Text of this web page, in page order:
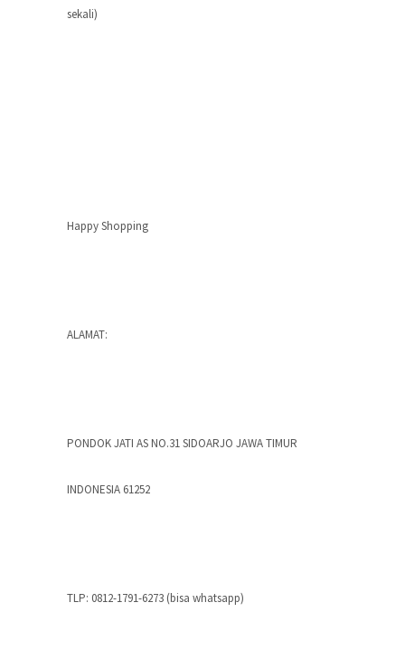
sekali)
Happy Shopping
ALAMAT:
PONDOK JATI AS NO.31 SIDOARJO JAWA TIMUR
INDONESIA 61252
TLP: 0812-1791-6273 (bisa whatsapp)